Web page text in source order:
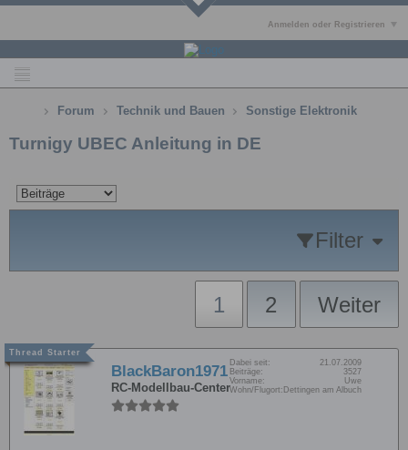
Anmelden oder Registrieren
Forum Technik und Bauen Sonstige Elektronik
Turnigy UBEC Anleitung in DE
Filter
1 2 Weiter
BlackBaron1971
RC-Modellbau-Center
Dabei seit:
21.07.2009
Beiträge:
3527
Vorname:
Uwe
Wohn/Flugort: Dettingen am Albuch